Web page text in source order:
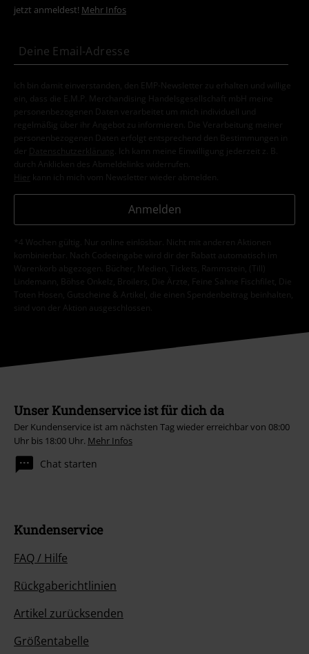
jetzt anmeldest! Mehr Infos
Ich bin damit einverstanden, den EMP-Newsletter zu erhalten und willige
ein, dass die E.M.P. Merchandising Handelsgesellschaft mbH meine
personenbezogenen Daten verarbeitet um mich individuell und
regelmäßig über ihr Angebot zu informieren. Die Verarbeitung meiner
personenbezogenen Daten erfolgt entsprechend den Bestimmungen in
der
Datenschutzerklärung
. Ich kann meine Einwilligung jederzeit z. B.
durch Anklicken des Abmeldelinks widerrufen.
Hier kann ich mich vom Newsletter wieder abmelden.
Anmelden
*4 Wochen gültig. Nur online einlösbar. Nicht mit anderen Aktionen
kombinierbar. Nach Codeeingabe wird dir der Rabatt automatisch im
Warenkorb abgezogen. Bücher, Medien, Tickets, Rammstein, (Till)
Lindemann, Böhse Onkelz, Broilers, Die Ärzte, Feine Sahne Fischfilet, Die
Toten Hosen, Gutscheine & Artikel, die einen Spendenbeitrag beinhalten,
sind von der Aktion ausgeschlossen.
Unser Kundenservice ist für dich da
Der Kundenservice ist am nächsten Tag wieder erreichbar von 08:00
Uhr bis 18:00 Uhr. Mehr Infos
Chat starten
Kundenservice
FAQ / Hilfe
Rückgaberichtlinien
Artikel zurücksenden
Größentabelle